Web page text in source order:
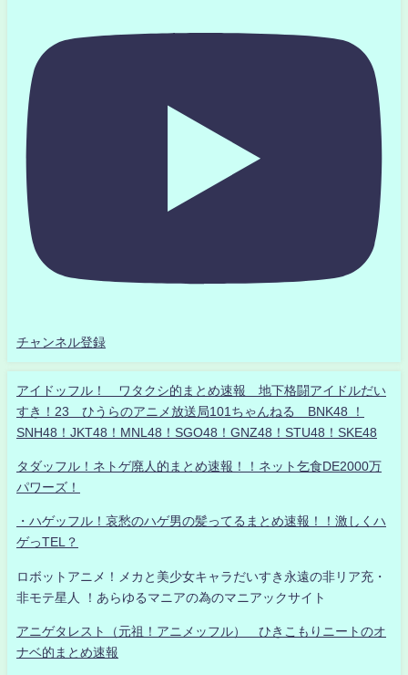
チャンネル登録
アイドッフル！ ワタクシ的まとめ速報 地下格闘アイドルだい
すき！23 ひうらのアニメ放送局101ちゃんねる BNK48 ！
SNH48！JKT48！MNL48！SGO48！GNZ48！STU48！SKE48
タダッフル！ネトゲ廃人的まとめ速報！！ネット乞食DE2000万
パワーズ！
・ハゲッフル！哀愁のハゲ男の髪ってるまとめ速報！！激しくハ
ゲっTEL？
ロボットアニメ！メカと美少女キャラだいすき永遠の非リア充・
非モテ星人 ！あらゆるマニアの為のマニアックサイト
アニゲタレスト（元祖！アニメッフル） ひきこもりニートのオ
ナベ的まとめ速報